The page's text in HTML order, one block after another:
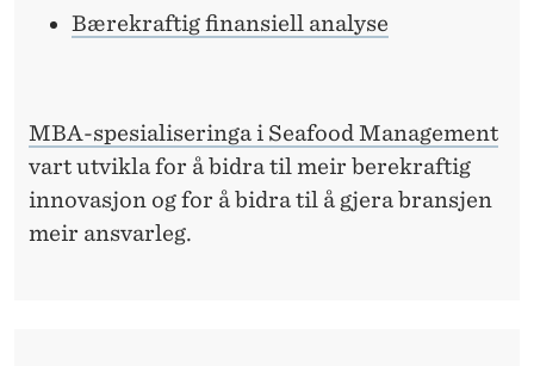
Bærekraftig finansiell analyse
MBA-spesialiseringa i Seafood Management
vart utvikla for å bidra til meir berekraftig
innovasjon og for å bidra til å gjera bransjen
meir ansvarleg.